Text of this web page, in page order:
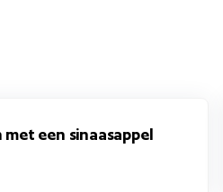
een sinaasappel